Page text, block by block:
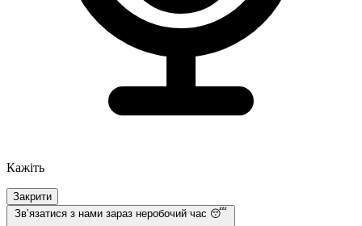
Кажіть
Закрити
Звʼязатися з нами зараз неробочий час 😴